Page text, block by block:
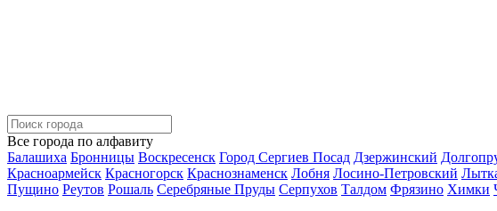
Все города по алфавиту
Балашиха Бронницы Воскресенск Город Сергиев Посад Дзержинский
Красноармейск Красногорск Краснознаменск Лобня Лосино-Петровский
Пущино Реутов Рошаль Серебряные Пруды Серпухов Талдом Фрязино Химки